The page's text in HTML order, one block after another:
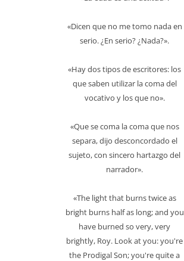
«Dicen que no me tomo nada en
serio. ¿En serio? ¿Nada?».
«Hay dos tipos de escritores: los
que saben utilizar la coma del
vocativo y los que no».
«Que se coma la coma que nos
separa, dijo desconcordado el
sujeto, con sincero hartazgo del
narrador».
«The light that burns twice as
bright burns half as long; and you
have burned so very, very
brightly, Roy. Look at you: you're
the Prodigal Son; you're quite a